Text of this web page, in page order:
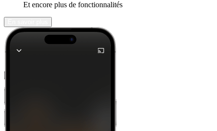
Et encore plus de fonctionnalités